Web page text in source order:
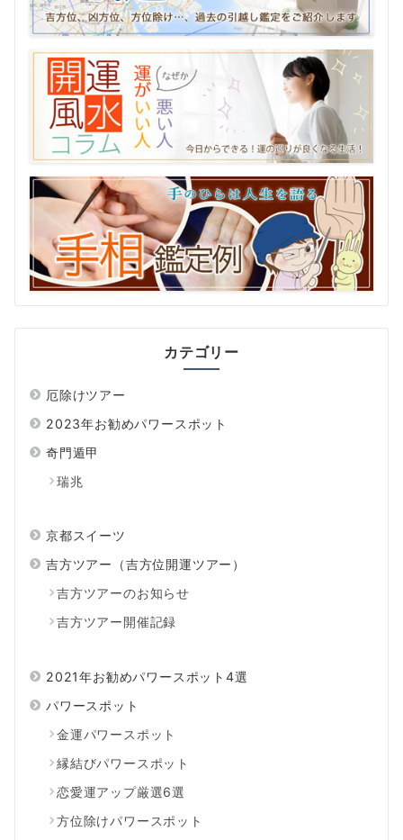
カテゴリー
厄除けツアー
2023年お勧めパワースポット
奇門遁甲
瑞兆
京都スイーツ
吉方ツアー（吉方位開運ツアー）
吉方ツアーのお知らせ
吉方ツアー開催記録
2021年お勧めパワースポット4選
パワースポット
金運パワースポット
縁結びパワースポット
恋愛運アップ厳選6選
方位除けパワースポット